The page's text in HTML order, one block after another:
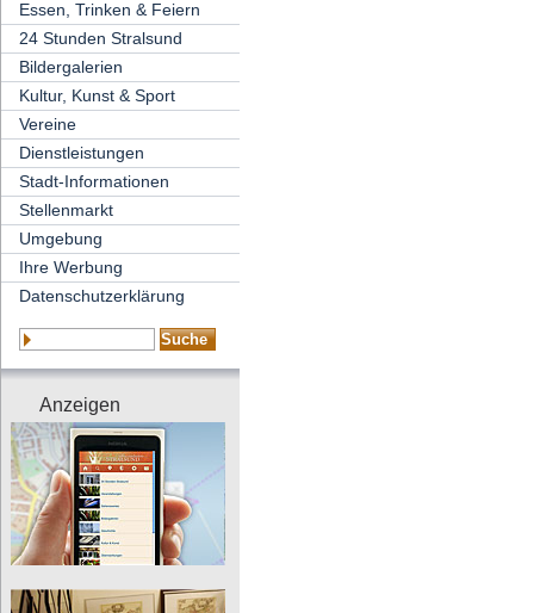
Essen, Trinken & Feiern
24 Stunden Stralsund
Bildergalerien
Kultur, Kunst & Sport
Vereine
Dienstleistungen
Stadt-Informationen
Stellenmarkt
Umgebung
Ihre Werbung
Datenschutzerklärung
Anzeigen